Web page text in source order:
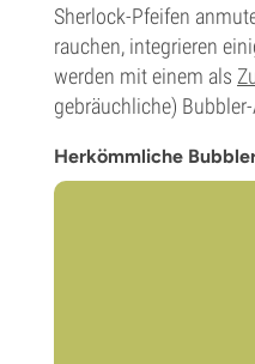
Sherlock-Pfeifen
rauchen, integrieren
werden mit einem als
gebräuchliche)
Herkömmliche